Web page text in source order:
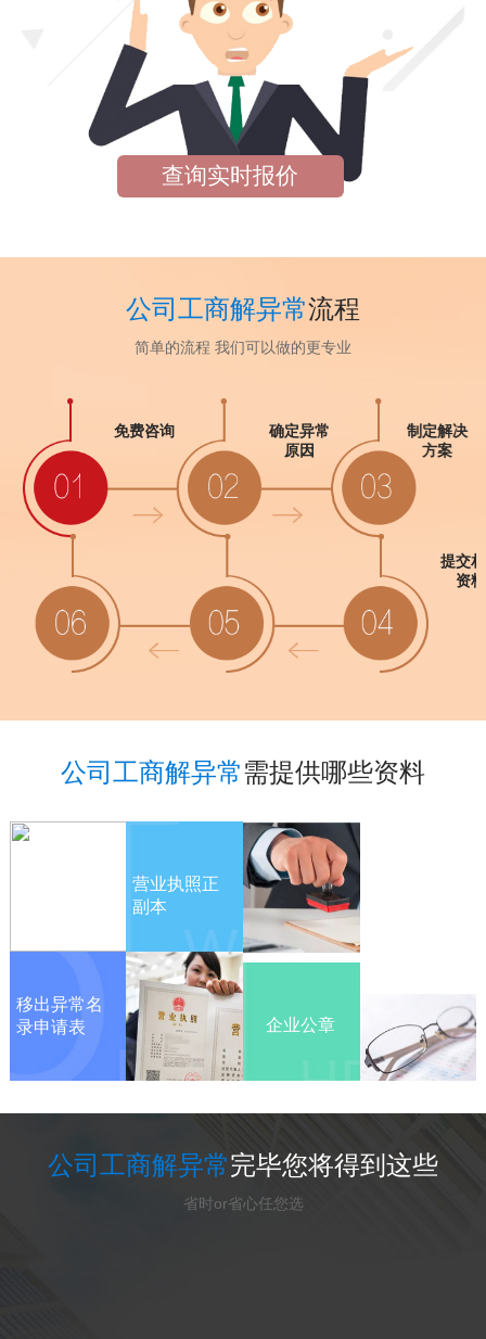
查询实时报价
公司工商解异常流程
简单的流程 我们可以做的更专业
免费咨询
确定异常
原因
制定解决
方案
提交相关
公司工商解异常需提供哪些资料
移出异常名
录申请表
营业执照正
副本
公司工商解异常完毕您将得到这些
省时or省心任您选